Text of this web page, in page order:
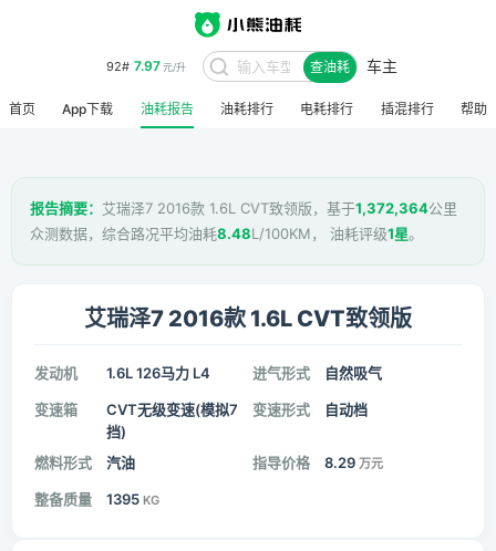
92# 7.97元/升 查油耗 车主
首页 App下载 油耗报告 油耗排行 电耗排行 插混排行 帮助
报告摘要： 艾瑞泽7 2016款 1.6L CVT致领版，基于1,372,364公里
众测数据，综合路况平均油耗8.48L/100KM， 油耗评级1星。
艾瑞泽7 2016款 1.6L CVT致领版
发动机 1.6L 126马力 L4 进气形式 自然吸气
变速箱
CVT无级变速(模拟7
挡)
变速形式 自动档
燃料形式 汽油 指导价格 8.29 万元
整备质量 1395 KG